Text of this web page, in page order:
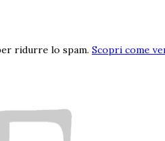
ridurre lo spam. Scopri come